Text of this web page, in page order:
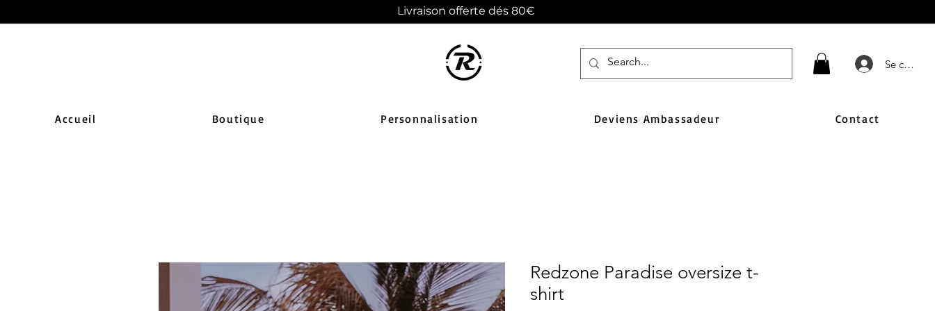
Livraison offerte dés 80€
Se
Accueil Boutique Personnalisation Deviens Ambassadeur Contact
Redzone Paradise oversize t-
shirt